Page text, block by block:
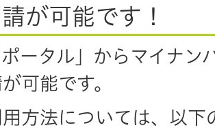
が可能です！
ポータル」からマイナン
可能です。
方法については、以